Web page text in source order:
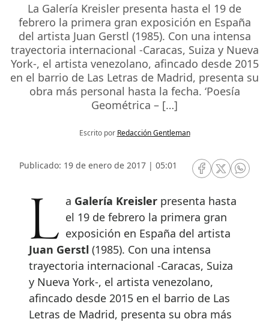
La Galería Kreisler presenta hasta el 19 de
febrero la primera gran exposición en España
del artista Juan Gerstl (1985). Con una intensa
trayectoria internacional -Caracas, Suiza y Nueva
York-, el artista venezolano, afincado desde 2015
en el barrio de Las Letras de Madrid, presenta su
obra más personal hasta la fecha. ‘Poesía
Geométrica – […]
Escrito por Redacción Gentleman
Publicado: 19 de enero de 2017 | 05:01
RRSS Facebook
RRSSRRSS
La Galería Kreisler presenta hasta
el 19 de febrero la primera gran
exposición en España del artista
Juan Gerstl (1985). Con una intensa
trayectoria internacional -Caracas, Suiza
y Nueva York-, el artista venezolano,
afincado desde 2015 en el barrio de Las
Letras de Madrid, presenta su obra más